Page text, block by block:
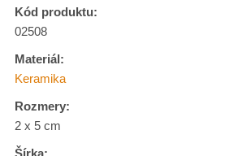
Kód produktu:
02508
Materiál:
Keramika
Rozmery:
2 x 5 cm